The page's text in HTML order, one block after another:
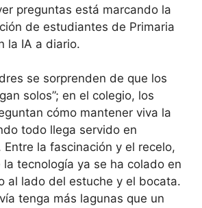
preguntas está marcando la
de estudiantes de Primaria
la IA a diario.
se sorprenden de que los
solos”; en el colegio, los
cómo mantener viva la
todo llega servido en
la fascinación y el recelo,
tecnología ya se ha colado en
al lado del estuche y el bocata.
tenga más lagunas que un